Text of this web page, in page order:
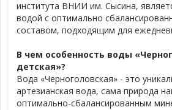
института ВНИИ им. Сысина,
водой с оптимально
составом, подходящим для
В чем особенность воды
детская»?
Вода «Черноголовская» - это
артезианская вода, сама природа
оптимально-сбалансированным